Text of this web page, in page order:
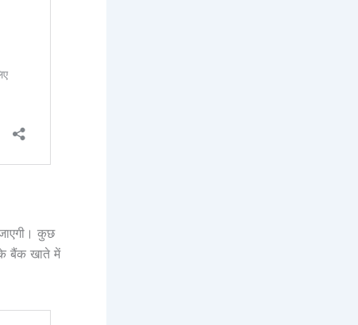
कुछ
के बैंक खाते में